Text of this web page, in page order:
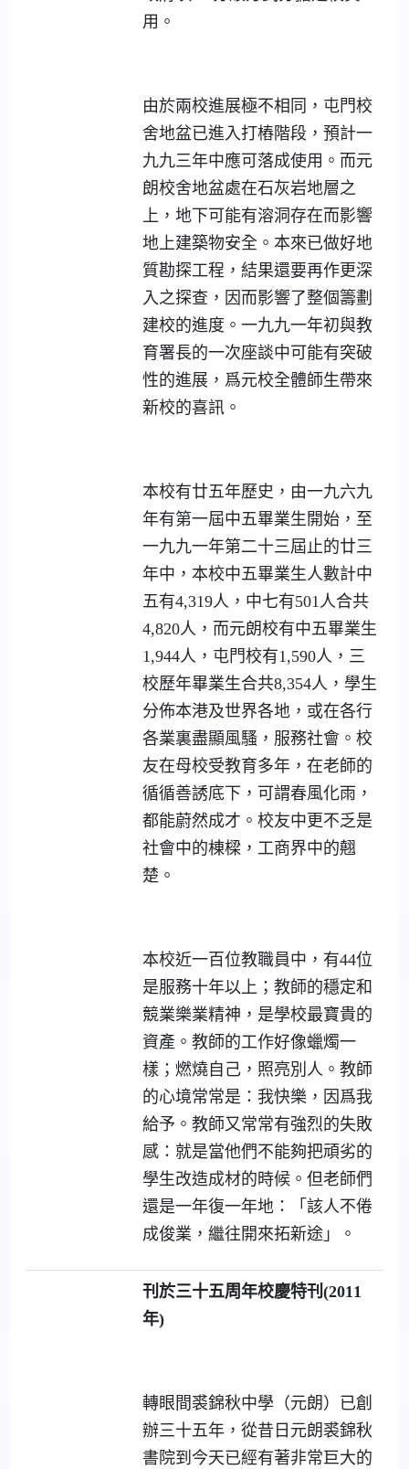
用。
由於兩校進展極不相同，屯門校
舍地盆已進入打樁階段，預計一
九九三年中應可落成使用。而元
朗校舍地盆處在石灰岩地層之
上，地下可能有溶洞存在而影響
地上建築物安全。本來已做好地
質勘探工程，結果還要再作更深
入之探查，因而影響了整個籌劃
建校的進度。一九九一年初與教
育署長的一次座談中可能有突破
性的進展，爲元校全體師生帶來
新校的喜訊。
本校有廿五年歷史，由一九六九
年有第一屆中五畢業生開始，至
一九九一年第二十三屆止的廿三
年中，本校中五畢業生人數計中
五有4,319人，中七有501人合共
4,820人，而元朗校有中五畢業生
1,944人，屯門校有1,590人，三
校歷年畢業生合共8,354人，學生
分佈本港及世界各地，或在各行
各業裏盡顯風騷，服務社會。校
友在母校受教育多年，在老師的
循循善誘底下，可謂春風化雨，
都能蔚然成才。校友中更不乏是
社會中的棟樑，工商界中的翹
楚。
本校近一百位教職員中，有44位
是服務十年以上；教師的穩定和
競業樂業精神，是學校最寶貴的
資產。教師的工作好像蠟燭一
樣；燃燒自己，照亮別人。教師
的心境常常是：我快樂，因爲我
給予。教師又常常有強烈的失敗
感：就是當他們不能夠把頑劣的
學生改造成材的時候。但老師們
還是一年復一年地：「該人不倦
成俊業，繼往開來拓新途」。
刊於三十五周年校慶特刊(2011
年)
轉眼間裘錦秋中學（元朗）已創
辦三十五年，從昔日元朗裘錦秋
書院到今天已經有著非常巨大的